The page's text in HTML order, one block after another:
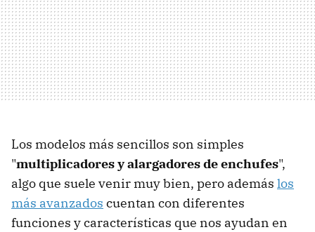
Los modelos más sencillos son simples
"multiplicadores y alargadores de enchufes",
algo que suele venir muy bien, pero además los
más avanzados cuentan con diferentes
funciones y características que nos ayudan en